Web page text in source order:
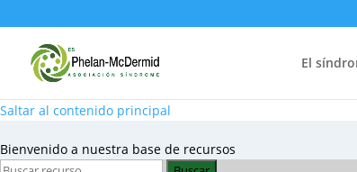
El
Saltar al contenido principal
Bienvenido a nuestra base de recursos